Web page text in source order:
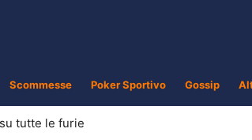
Scommesse Poker Sportivo Gossip
tutte le furie